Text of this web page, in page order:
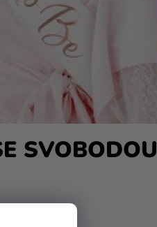
SVOBODOU